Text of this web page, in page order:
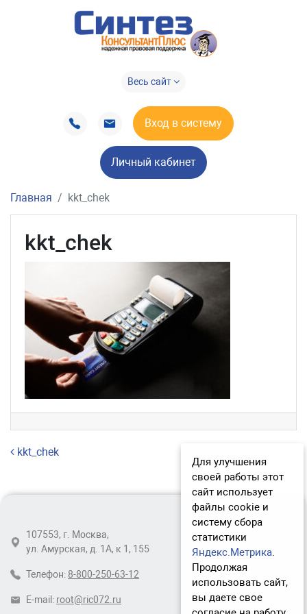
Весь сайт
Вход в систему
Личный кабинет
Главная kkt_chek
kkt_chek
Навигация по записям
kkt_chek
107553, г. Москва,
ул. Амурская, д. 1А, к 1, 155
Телефон: 8-800-250-63-12
E-mail: root@ric072.ru
Для улучшения
своей работы этот
сайт использует
файлы cookie и
систему сбора
статистики
Яндекс.Метрика.
Продолжая
использовать сайт,
вы даете свое